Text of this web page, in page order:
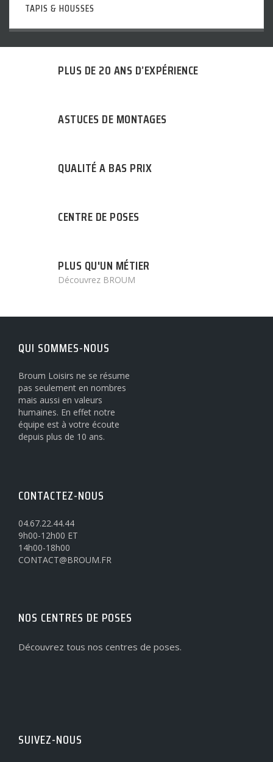
TAPIS & HOUSSES
PLUS DE 20 ANS D’EXPÉRIENCE
ASTUCES DE MONTAGES
QUALITÉ A BAS PRIX
CENTRE DE POSES
PLUS QU'UN MÉTIER
Découvrez BROUM
QUI SOMMES-NOUS
Broum Loisirs ne se résume
pas seulement en nombres
mais aussi en valeurs
humaines. En effet notre
équipe est à votre écoute
depuis plus de 10 ans.
CONTACTEZ-NOUS
04.67.22.44.44
9h00-12h00 ET
14h00-18h00
CONTACT@BROUM.FR
NOS CENTRES DE POSES
Découvrez tous nos centres de poses.
SUIVEZ-NOUS